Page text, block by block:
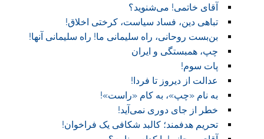
آقای خاتمی! می‌شنوید؟
تباهی دین، فساد سیاست، کرختی اخلاق!
بن‌بست روحانی، راه سلیمانی ما! راه سلیمانی آنها!
چپ، همبستگی و ایران
پات سوم!
عدالت از دیروز تا فردا!
به نام «چپ»، به کام «راست»!
خطر از جای دوری نمی‌آید!
تحریم هدفمند؛ کالبد شکافی یک فراخوان!